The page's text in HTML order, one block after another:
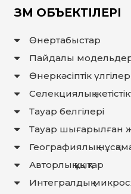
ЗМ ОБЪЕКТІЛЕРІ
Өнертабыстар
Пайдалы
Өнеркәсіптік үлгілер
Селекциялық
Тауар белгілері
Тауар шығарылған
Географиялық
Авторлық құқықтар
Интегралдық